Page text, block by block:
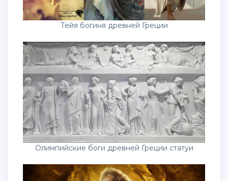
Тейя богиня древней Греции
Олимпийские боги древней Греции статуи